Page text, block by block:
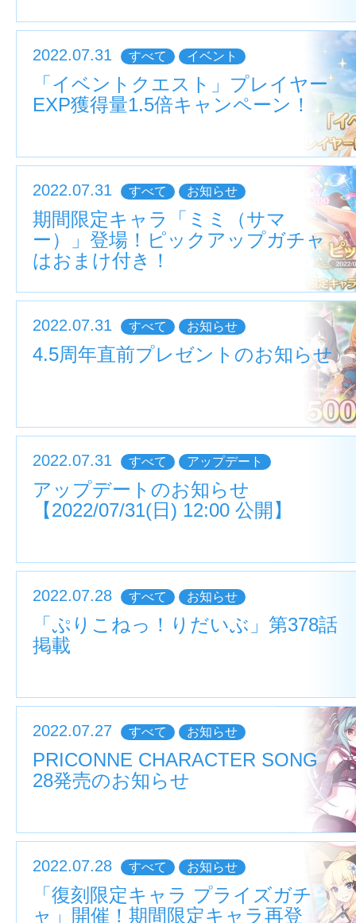
2022.07.31 すべて イベント
「イベントクエスト」プレイヤー
EXP獲得量1.5倍キャンペーン！
2022.07.31 すべて お知らせ
期間限定キャラ「ミミ（サマ
ー）」登場！ピックアップガチャ
はおまけ付き！
2022.07.31 すべて お知らせ
4.5周年直前プレゼントのお知らせ
2022.07.31 すべて アップデート
アップデートのお知らせ
【2022/07/31(日) 12:00 公開】
2022.07.28 すべて お知らせ
「ぷりこねっ！りだいぶ」第378話
掲載
2022.07.27 すべて お知らせ
PRICONNE CHARACTER SONG
28発売のお知らせ
2022.07.28 すべて お知らせ
「復刻限定キャラ プライズガチ
ャ」開催！期間限定キャラ再登